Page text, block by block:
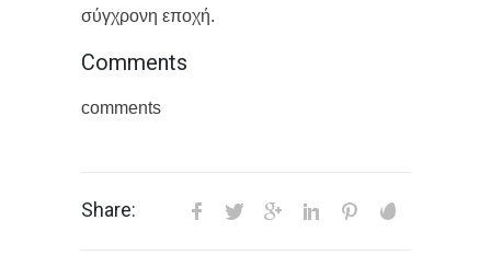
σύγχρονη εποχή.
Comments
comments
Share: